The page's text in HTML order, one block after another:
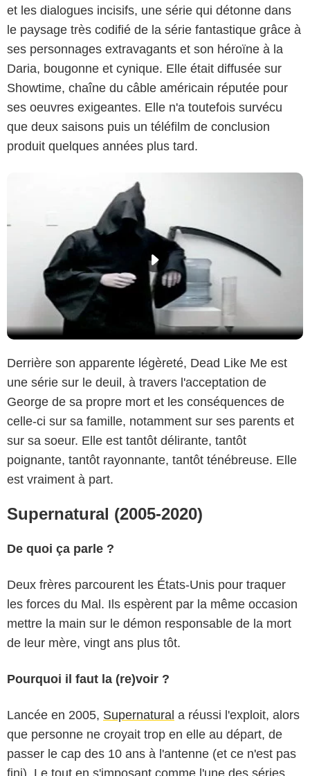
et les dialogues incisifs, une série qui détonne dans
le paysage très codifié de la série fantastique grâce à
ses personnages extravagants et son héroïne à la
Daria, bougonne et cynique. Elle était diffusée sur
Showtime, chaîne du câble américain réputée pour
ses oeuvres exigeantes. Elle n'a toutefois survécu
que deux saisons puis un téléfilm de conclusion
produit quelques années plus tard.
Derrière son apparente légèreté, Dead Like Me est
une série sur le deuil, à travers l'acceptation de
George de sa propre mort et les conséquences de
celle-ci sur sa famille, notamment sur ses parents et
sur sa soeur. Elle est tantôt délirante, tantôt
poignante, tantôt rayonnante, tantôt ténébreuse. Elle
est vraiment à part.
Supernatural (2005-2020)
De quoi ça parle ?
Deux frères parcourent les États-Unis pour traquer
les forces du Mal. Ils espèrent par la même occasion
mettre la main sur le démon responsable de la mort
de leur mère, vingt ans plus tôt.
Pourquoi il faut la (re)voir ?
Lancée en 2005, Supernatural a réussi l'exploit, alors
que personne ne croyait trop en elle au départ, de
passer le cap des 10 ans à l'antenne (et ce n'est pas
fini). Le tout en s'imposant comme l'une des séries